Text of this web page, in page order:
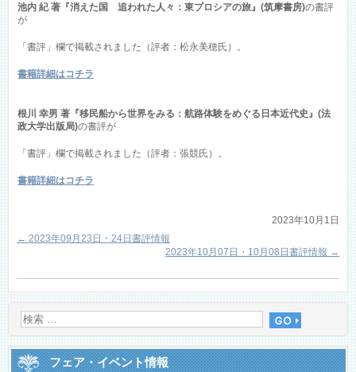
池内 紀 著『消えた国 追われた人々：東プロシアの旅』(筑摩書房)の書評
が
「書評」欄で掲載されました（評者：松永美穂氏）。
書籍詳細はコチラ
根川 幸男 著『移民船から世界をみる：航路体験をめぐる日本近代史』(法
政大学出版局)の書評が
「書評」欄で掲載されました（評者：張競氏）。
書籍詳細はコチラ
2023年10月1日
← 2023年09月23日・24日書評情報
2023年10月07日・10月08日書評情報 →
フェア・イベント情報